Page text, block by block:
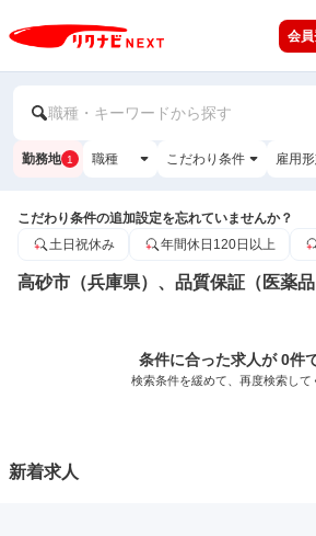
会
職種・キーワードから探す
勤務地 1 職種 こだわり条件 雇用
こだわり条件の追加設定を忘れていませんか？
土日祝休み
年間休日120日以上
高砂市（兵庫県）、品質保証（医薬
条件に合った求人が 0件
検索条件を緩めて、再度検索して
新着求人